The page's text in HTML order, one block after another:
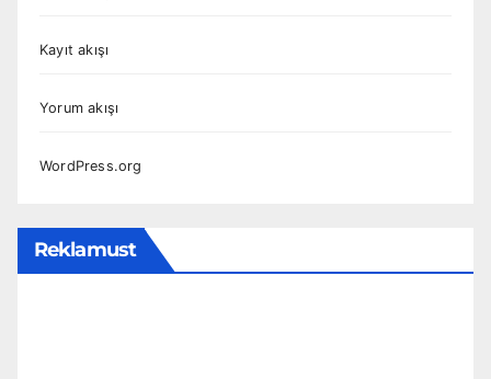
Kayıt akışı
Yorum akışı
WordPress.org
Reklamust